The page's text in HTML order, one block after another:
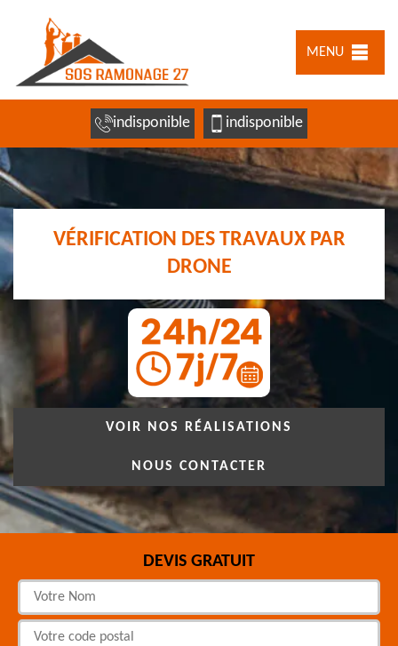
MENU
indisponible indisponible
VÉRIFICATION DES TRAVAUX PAR
DRONE
VOIR NOS RÉALISATIONS
NOUS CONTACTER
DEVIS GRATUIT